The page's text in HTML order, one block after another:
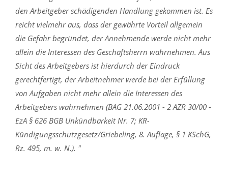
den Arbeitgeber schädigenden Handlung gekommen ist. Es
reicht vielmehr aus, dass der gewährte Vorteil allgemein
die Gefahr begründet, der Annehmende werde nicht mehr
allein die Interessen des Geschäftsherrn wahrnehmen. Aus
Sicht des Arbeitgebers ist hierdurch der Eindruck
gerechtfertigt, der Arbeitnehmer werde bei der Erfüllung
von Aufgaben nicht mehr allein die Interessen des
Arbeitgebers wahrnehmen (BAG 21.06.2001 - 2 AZR 30/00 -
EzA § 626 BGB Unkündbarkeit Nr. 7; KR-
Kündigungsschutzgesetz/Griebeling, 8. Auflage, § 1 KSchG,
Rz. 495, m. w. N.). "